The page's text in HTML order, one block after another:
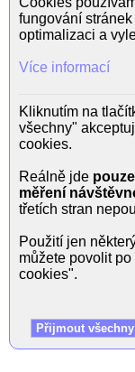
fungování
optimalizaci a
Více informací
Kliknutím na
všechny"
cookies.
Reálně jde
měření
třetích stran
Použití jen
můžete povolit
cookies".
Přijmout všechny